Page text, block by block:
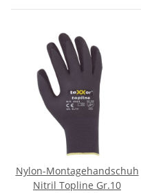
Nylon-Montagehandschuh
Nitril Topline Gr.10